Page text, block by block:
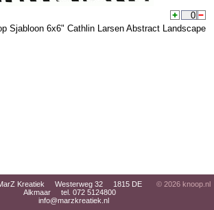
Sjabloon 6x6" Cathlin Larsen Abstract Landscape
Kreatiek Westerweg 32 1815 DE
Alkmaar tel. 072 5124800
info@marzkreatiek.nl
© 2026 knoop.nl